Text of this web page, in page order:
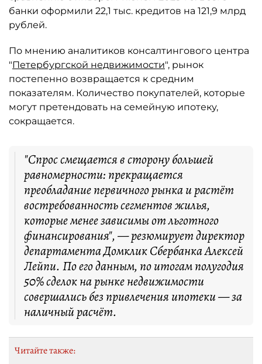
банки оформили 22,1 тыс. кредитов на 121,9 млрд
рублей.
По мнению аналитиков консалтингового центра
"Петербургской недвижимости", рынок
постепенно возвращается к средним
показателям. Количество покупателей, которые
могут претендовать на семейную ипотеку,
сокращается.
"Спрос смещается в сторону большей
равномерности: прекращается
преобладание первичного рынка и растёт
востребованность сегментов жилья,
которые менее зависимы от льготного
финансирования", — резюмирует директор
департамента Домклик Сбербанка Алексей
Лейпи. По его данным, по итогам полугодия
50% сделок на рынке недвижимости
совершались без привлечения ипотеки — за
наличный расчёт.
Читайте также: